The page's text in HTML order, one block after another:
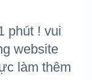
phút ! vui
website
làm thêm